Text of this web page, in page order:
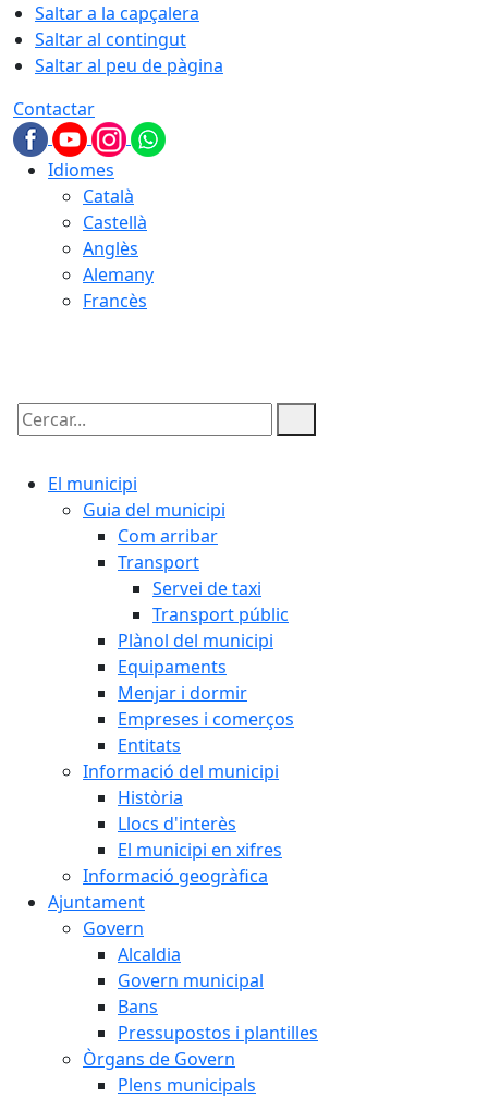
Saltar a la capçalera
Saltar al contingut
Saltar al peu de pàgina
Contactar
Idiomes
Català
Castellà
Anglès
Alemany
Francès
Cercar:
El municipi
Guia del municipi
Com arribar
Transport
Servei de taxi
Transport públic
Plànol del municipi
Equipaments
Menjar i dormir
Empreses i comerços
Entitats
Informació del municipi
Història
Llocs d'interès
El municipi en xifres
Informació geogràfica
Ajuntament
Govern
Alcaldia
Govern municipal
Bans
Pressupostos i plantilles
Òrgans de Govern
Plens municipals